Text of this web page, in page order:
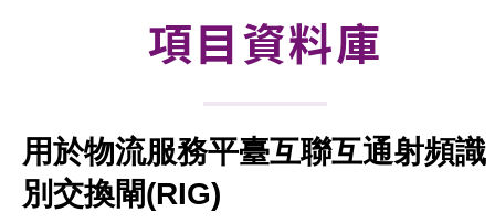
徵求研發項目計劃書
項目夥伴
項目資料庫
用於物流服務平臺互聯互通射頻識
別交換閘(RIG)